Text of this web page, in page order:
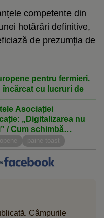
competente din
hotărâri definitive,
de prezumția de
pentru fermieri.
încărcat cu lucruri de
Asociației
„Digitalizarea nu
/ Cum schimbă
paine toast
Câmpurile